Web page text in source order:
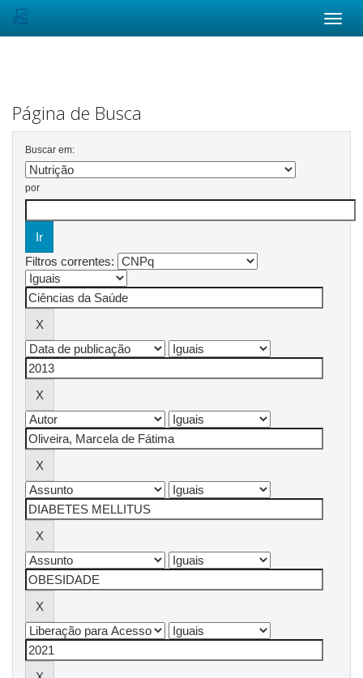
Página de Busca
Buscar em:
por
Filtros correntes: